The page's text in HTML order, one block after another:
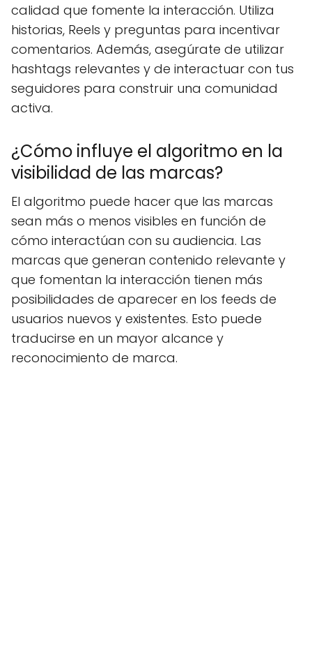
calidad que fomente la interacción. Utiliza
historias, Reels y preguntas para incentivar
comentarios. Además, asegúrate de utilizar
hashtags relevantes y de interactuar con tus
seguidores para construir una comunidad
activa.
¿Cómo influye el algoritmo en la
visibilidad de las marcas?
El algoritmo puede hacer que las marcas
sean más o menos visibles en función de
cómo interactúan con su audiencia. Las
marcas que generan contenido relevante y
que fomentan la interacción tienen más
posibilidades de aparecer en los feeds de
usuarios nuevos y existentes. Esto puede
traducirse en un mayor alcance y
reconocimiento de marca.